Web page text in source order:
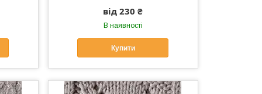
від 230 ₴
В наявності
Купити